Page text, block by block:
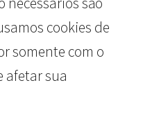
cookies de
somente com o
afetar sua